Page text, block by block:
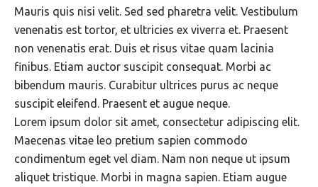
Mauris quis nisi velit. Sed sed pharetra velit. Vestibulum
venenatis est tortor, et ultricies ex viverra et. Praesent
non venenatis erat. Duis et risus vitae quam lacinia
finibus. Etiam auctor suscipit consequat. Morbi ac
bibendum mauris. Curabitur ultrices purus ac neque
suscipit eleifend. Praesent et augue neque.
Lorem ipsum dolor sit amet, consectetur adipiscing elit.
Maecenas vitae leo pretium sapien commodo
condimentum eget vel diam. Nam non neque ut ipsum
aliquet tristique. Morbi in magna sapien. Etiam augue